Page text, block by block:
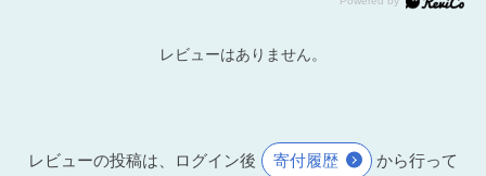
レビューはありません。
レビューの投稿は、ログイン後 寄付履歴
から行って